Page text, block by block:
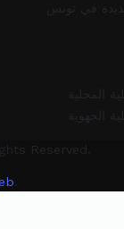
في تونس
المحلية
الجهوية
Reserved.